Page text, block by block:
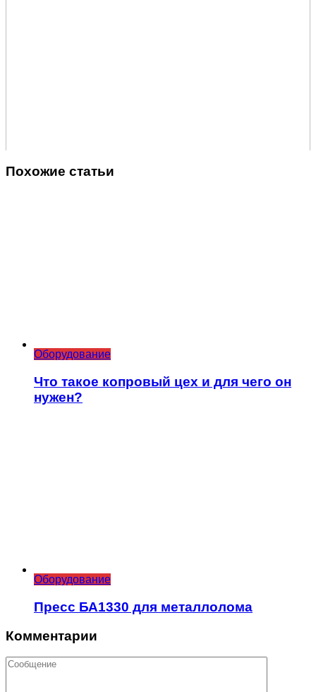
Похожие статьи
Оборудование
Что такое копровый цех и для чего он
нужен?
Оборудование
Пресс БА1330 для металлолома
Комментарии